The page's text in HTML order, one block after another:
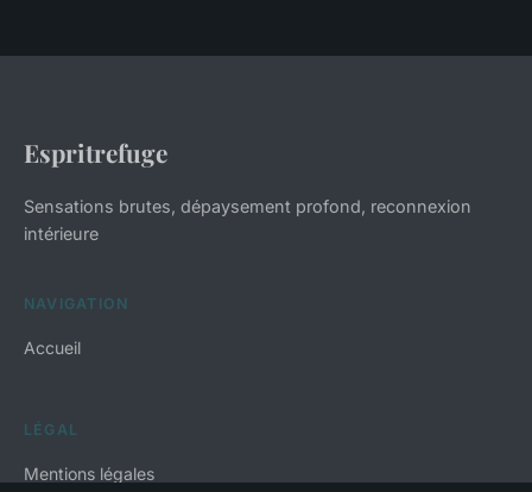
Espritrefuge
Sensations brutes, dépaysement profond, reconnexion
intérieure
NAVIGATION
Accueil
LÉGAL
Mentions légales